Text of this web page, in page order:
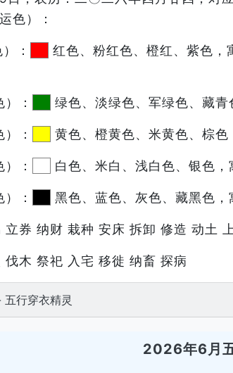
色）：
：
红色、粉红色、橙红、紫色
： 绿色、淡绿色、军绿色、藏
： 黄色、橙黄色、米黄色、棕
： 白色、米白、浅白色、银色
： 黑色、蓝色、灰色、藏黑色，
立券 纳财 栽种 安床 拆卸 修造 动土
伐木 祭祀 入宅 移徙 纳畜 探病
行穿衣精灵
2026年6月